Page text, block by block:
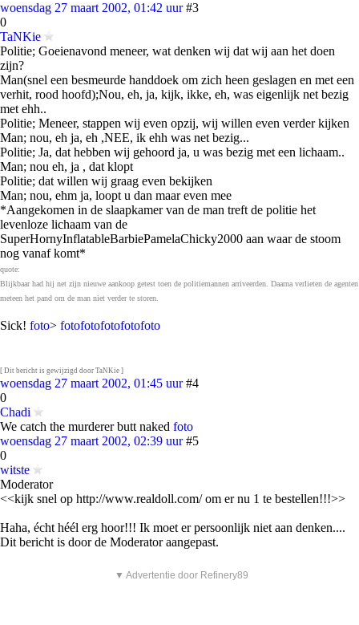
woensdag 27 maart 2002, 01:42 uur #3
0
TaNKie
Politie; Goeienavond meneer, wat denken wij dat wij aan het doen
zijn?
Man(snel een besmeurde handdoek om zich heen geslagen en met een
verhit, rood hoofd);Nou, eh, ja, kijk, ikke, eh, was eigenlijk net bezig
met ehh..
Politie; Meneer, stappen wij even opzij, wij willen even verder kijken
Man; nou, eh ja, eh ,NEE, ik ehh was net bezig...
Politie; Ja, dat hebben wij gehoord ja, u was bezig met een lichaam..
Man; nou eh, ja , dat klopt
Politie; dat willen wij graag even bekijken
Man; nou, ehm ja, loopt u dan maar even mee
*Aangekomen in de slaapkamer van de man treft de politie het
levenloze lichaam van de
SuperHornyInflatableBarbiePamelaChicky2000 aan waar de stoom
nog vanaf komt*
quote:
Blijkbaar had hij net zijn nieuwe aankoop getest toen de politiemannen arriveerden. Daarna verlieten de agenten
meteen het pand om de man niet verder te storen.
Sick! foto> fotofotofotofotofoto
[ Dit bericht is gewijzigd door TaNKie ]
woensdag 27 maart 2002, 01:45 uur #4
0
Chadi
We catch the murderer butt naked foto
woensdag 27 maart 2002, 02:39 uur #5
0
witste
Moderator
<<kijk snel op http://www.realdoll.com/ om er nu 1 te bestellen!!!>>
Haha, écht héél erg hoor!!! Ik moet er persoonlijk niet aan denken....
Dit bericht is door de Moderator aangepast.
▼ Advertentie door Refinery89